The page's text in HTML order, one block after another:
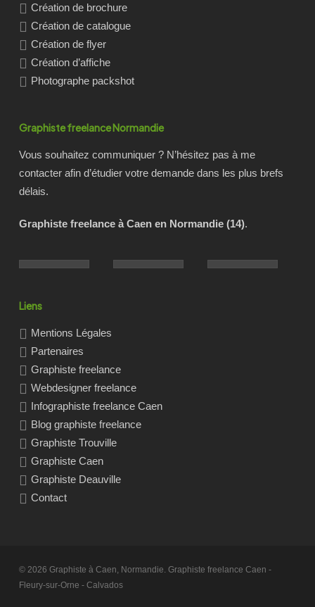
Création de brochure
Création de catalogue
Création de flyer
Création d’affiche
Photographe packshot
Graphiste freelance Normandie
Vous souhaitez communiquer ? N’hésitez pas à me
contacter afin d’étudier votre demande dans les plus brefs
délais.
Graphiste freelance à Caen en Normandie (14).
Liens
Mentions Légales
Partenaires
Graphiste freelance
Webdesigner freelance
Infographiste freelance Caen
Blog graphiste freelance
Graphiste Trouville
Graphiste Caen
Graphiste Deauville
Contact
© 2026 Graphiste à Caen, Normandie. Graphiste freelance Caen -
Fleury-sur-Orne - Calvados